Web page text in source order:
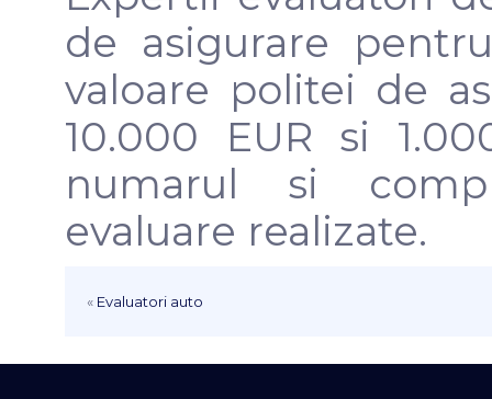
de asigurare
valoare politei de
10.000 EUR si
numarul si
evaluare realizate.
« Evaluatori auto